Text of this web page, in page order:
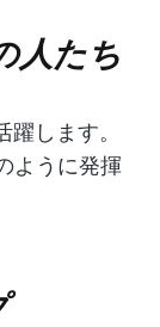
人たち
します。
ように発揮